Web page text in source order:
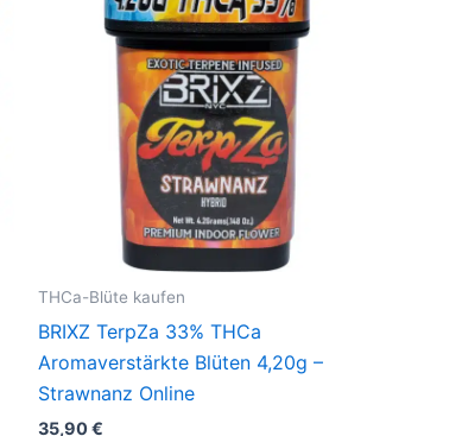
THCa-Blüte kaufen
BRIXZ TerpZa 33% THCa
Aromaverstärkte Blüten 4,20g –
Strawnanz Online
35,90€